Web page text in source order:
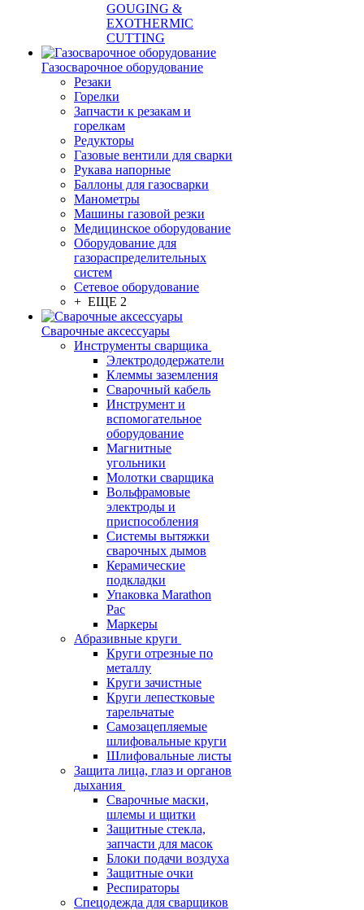
GOUGING &
EXOTHERMIC
CUTTING
Газосварочное оборудование
Резаки
Горелки
Запчасти к резакам и
горелкам
Редукторы
Газовые вентили для сварки
Рукава напорные
Баллоны для газосварки
Манометры
Машины газовой резки
Медицинское оборудование
Оборудование для
газораспределительных
систем
Сетевое оборудование
+ ЕЩЕ 2
Сварочные аксессуары
Инструменты сварщика
Электрододержатели
Клеммы заземления
Сварочный кабель
Инструмент и
вспомогательное
оборудование
Магнитные
угольники
Молотки сварщика
Вольфрамовые
электроды и
приспособления
Системы вытяжки
сварочных дымов
Керамические
подкладки
Упаковка Marathon
Pac
Маркеры
Абразивные круги
Круги отрезные по
металлу
Круги зачистные
Круги лепестковые
тарельчатые
Самозацепляемые
шлифовальные круги
Шлифовальные листы
Защита лица, глаз и органов
дыхания
Сварочные маски,
шлемы и щитки
Защитные стекла,
запчасти для масок
Блоки подачи воздуха
Защитные очки
Респираторы
Спецодежда для сварщиков